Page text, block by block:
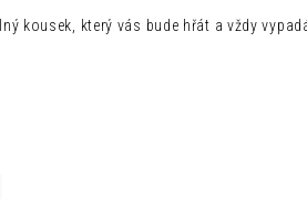
kousek, který vás bude hřát a vždy